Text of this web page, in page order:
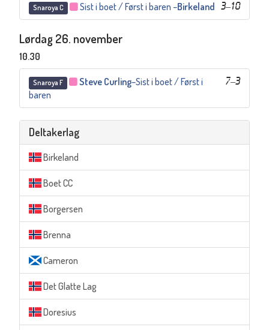
Snaroya C 3–10
Sist i boet / Først i baren–Birkeland
Lørdag 26. november
10.30
Snaroya F 7–3
Steve Curling–Sist i boet / Først i
baren
Deltakerlag
Birkeland
Boet CC
Borgersen
Brenna
Cameron
Det Glatte Lag
Doresius